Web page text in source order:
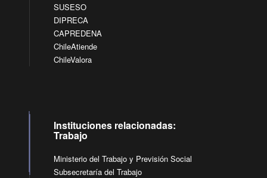
SUSESO
DIPRECA
CAPREDENA
ChileAtiende
ChileValora
Instituciones relacionadas:
Trabajo
Ministerio del Trabajo y Previsión Social
Subsecretaría del Trabajo